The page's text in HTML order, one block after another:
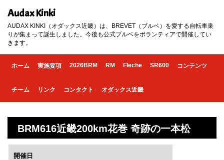
Audax Kinki
AUDAX KINKI（オダックス近畿）は、BREVET（ブルベ）を愛する自転車乗
りが集まって誕生しました。今後も公式ブルベをボランティアで開催してい
きます。
ホーム 実施要項 2026BRM RM Fleche SR600 コンテンツ
チーム リンク コンタクト オダックス近畿
BRM616近畿200km花巻 奇跡の一本松
開催日